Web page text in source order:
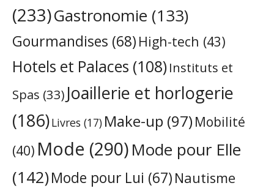
(233)Gastronomie (133)
Gourmandises (68) High-tech (43)
Hotels et Palaces (108) Instituts et
Spas (33) Joaillerie et horlogerie
(186)Livres (17) Make-up (97) Mobilité
(40) Mode (290)Mode pour Elle
(142)Mode pour Lui (67) Nautisme